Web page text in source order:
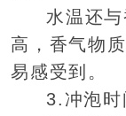
水温还
高，香气物
易感受到。
3.冲泡时